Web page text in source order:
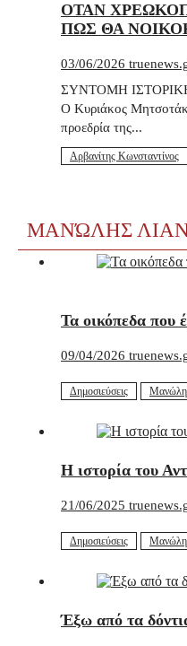
ΟΤΑΝ
ΠΩΣ ΘΑ
03/06/2026
ΣΥΝΤΟΜΗ
Ο Κυριάκος
προεδρία της...
Αρβανίτης Κωνσταντίνος
ΜΑΝΏΛΗΣ
Τα οικόπεδα που
09/04/2026
Δημοσιεύσεις
Η ιστορία του
21/06/2025
Δημοσιεύσεις
Έξω από τα